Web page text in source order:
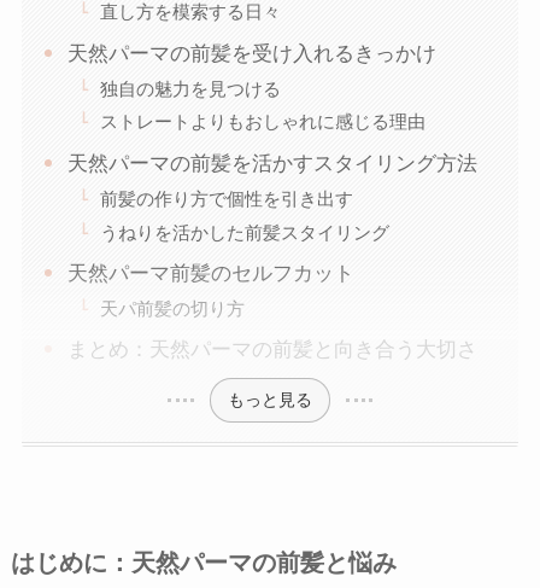
直し方を模索する日々
天然パーマの前髪を受け入れるきっかけ
独自の魅力を見つける
ストレートよりもおしゃれに感じる理由
天然パーマの前髪を活かすスタイリング方法
前髪の作り方で個性を引き出す
うねりを活かした前髪スタイリング
天然パーマ前髪のセルフカット
天パ前髪の切り方
まとめ：天然パーマの前髪と向き合う大切さ
もっと見る
はじめに：天然パーマの前髪と悩み